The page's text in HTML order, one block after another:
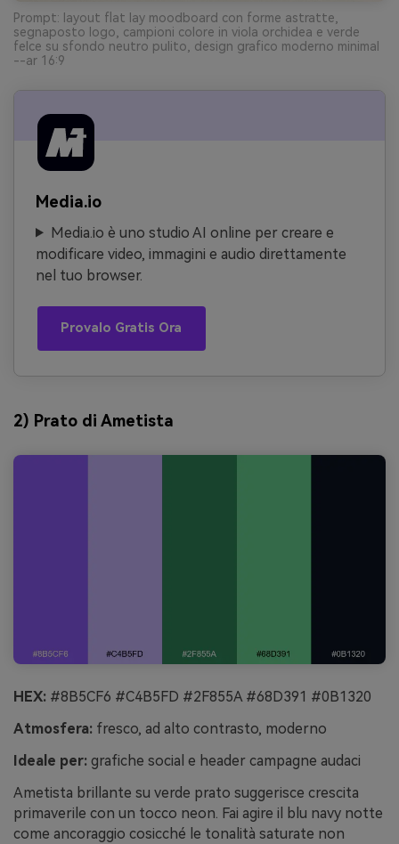
Prompt: layout flat lay moodboard con forme astratte,
segnaposto logo, campioni colore in viola orchidea e verde
felce su sfondo neutro pulito, design grafico moderno minimal
--ar 16:9
Media.io
Media.io è uno studio AI online per creare e
modificare video, immagini e audio direttamente
nel tuo browser.
Provalo Gratis Ora
2) Prato di Ametista
HEX: #8B5CF6 #C4B5FD #2F855A #68D391 #0B1320
Atmosfera: fresco, ad alto contrasto, moderno
Ideale per: grafiche social e header campagne audaci
Ametista brillante su verde prato suggerisce crescita
primaverile con un tocco neon. Fai agire il blu navy notte
come ancoraggio cosicché le tonalità saturate non